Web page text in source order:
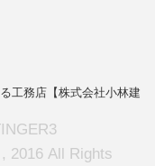
工務店【株式会社小林建
2016 All Rights